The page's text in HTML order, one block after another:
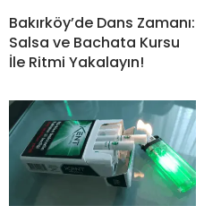
Bakırköy’de Dans Zamanı:
Salsa ve Bachata Kursu
İle Ritmi Yakalayın!